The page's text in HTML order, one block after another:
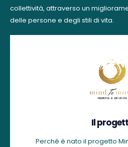
collettività, attraverso un
delle persone e degli stili di vita.
Il
Perché è nato il progetto